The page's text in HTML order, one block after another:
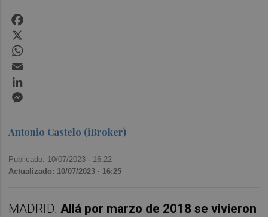
Antonio Castelo (iBroker)
Publicado: 10/07/2023 · 16:22
Actualizado: 10/07/2023 · 16:25
MADRID. Allá por marzo de 2018 se vivieron